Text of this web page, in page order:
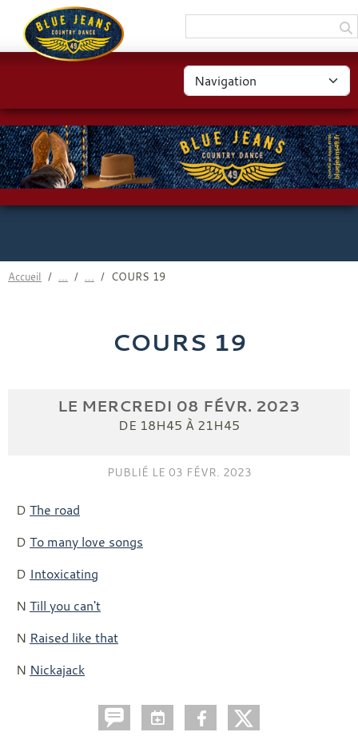
Accueil COURS 19
COURS 19
LE MERCREDI 08 FÉVR. 2023
DE 18H45 À 21H45
PUBLIÉ LE 03 FÉVR. 2023
D The road
D To many love songs
D Intoxicating
N Till you can't
N Raised like that
N Nickajack
Panneau de gestion des cookies